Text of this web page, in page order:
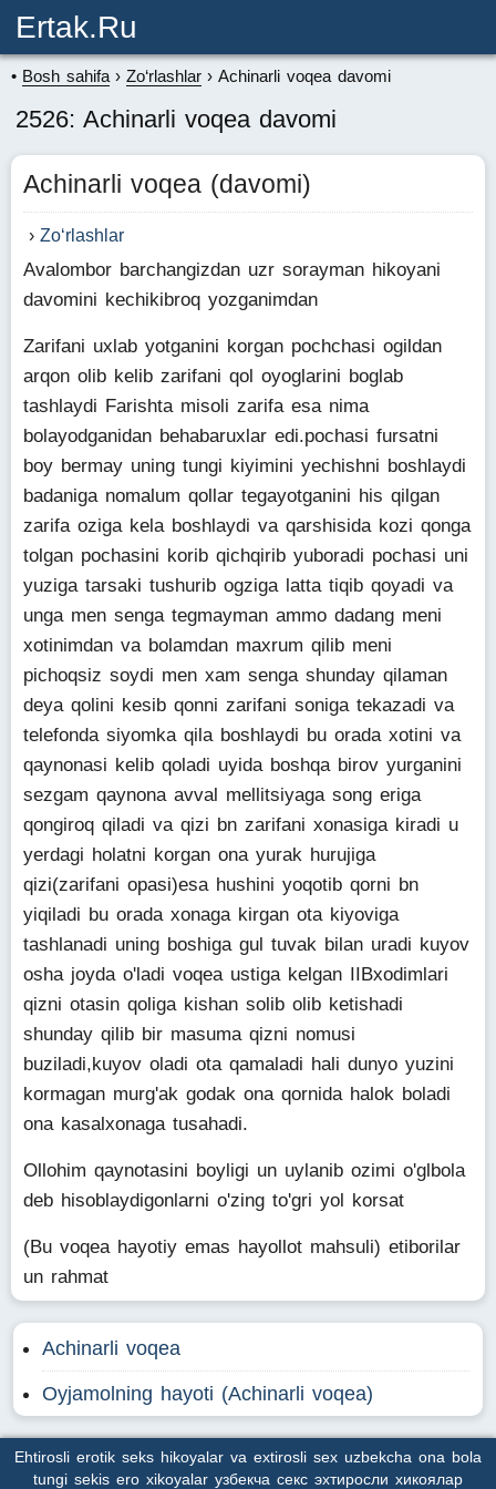
Ertak.ru
Bosh sahifa Zo‘rlashlar Achinarli voqea davomi
2526: Achinarli voqea davomi
Achinarli voqea (davomi)
Zo‘rlashlar
Avalombor barchangizdan uzr sorayman hikoyani
davomini kechikibroq yozganimdan
Zarifani uxlab yotganini korgan pochchasi ogildan
arqon olib kelib zarifani qol oyoglarini boglab
tashlaydi Farishta misoli zarifa esa nima
bolayodganidan behabaruxlar edi.pochasi fursatni
boy bermay uning tungi kiyimini yechishni boshlaydi
badaniga nomalum qollar tegayotganini his qilgan
zarifa oziga kela boshlaydi va qarshisida kozi qonga
tolgan pochasini korib qichqirib yuboradi pochasi uni
yuziga tarsaki tushurib ogziga latta tiqib qoyadi va
unga men senga tegmayman ammo dadang meni
xotinimdan va bolamdan maxrum qilib meni
pichoqsiz soydi men xam senga shunday qilaman
deya qolini kesib qonni zarifani soniga tekazadi va
telefonda siyomka qila boshlaydi bu orada xotini va
qaynonasi kelib qoladi uyida boshqa birov yurganini
sezgam qaynona avval mellitsiyaga song eriga
qongiroq qiladi va qizi bn zarifani xonasiga kiradi u
yerdagi holatni korgan ona yurak hurujiga
qizi(zarifani opasi)esa hushini yoqotib qorni bn
yiqiladi bu orada xonaga kirgan ota kiyoviga
tashlanadi uning boshiga gul tuvak bilan uradi kuyov
osha joyda o'ladi voqea ustiga kelgan IIBxodimlari
qizni otasin qoliga kishan solib olib ketishadi
shunday qilib bir masuma qizni nomusi
buziladi,kuyov oladi ota qamaladi hali dunyo yuzini
kormagan murg'ak godak ona qornida halok boladi
ona kasalxonaga tusahadi.
Ollohim qaynotasini boyligi un uylanib ozimi o'glbola
deb hisoblaydigonlarni o'zing to'gri yol korsat
(Bu voqea hayotiy emas hayollot mahsuli) etiborilar
un rahmat
Achinarli voqea
Oyjamolning hayoti (Achinarli voqea)
Ehtirosli erotik seks hikoyalar va extirosli sex uzbekcha ona bola
tungi sekis ero xikoyalar узбекча секс эхтиросли хикоялар